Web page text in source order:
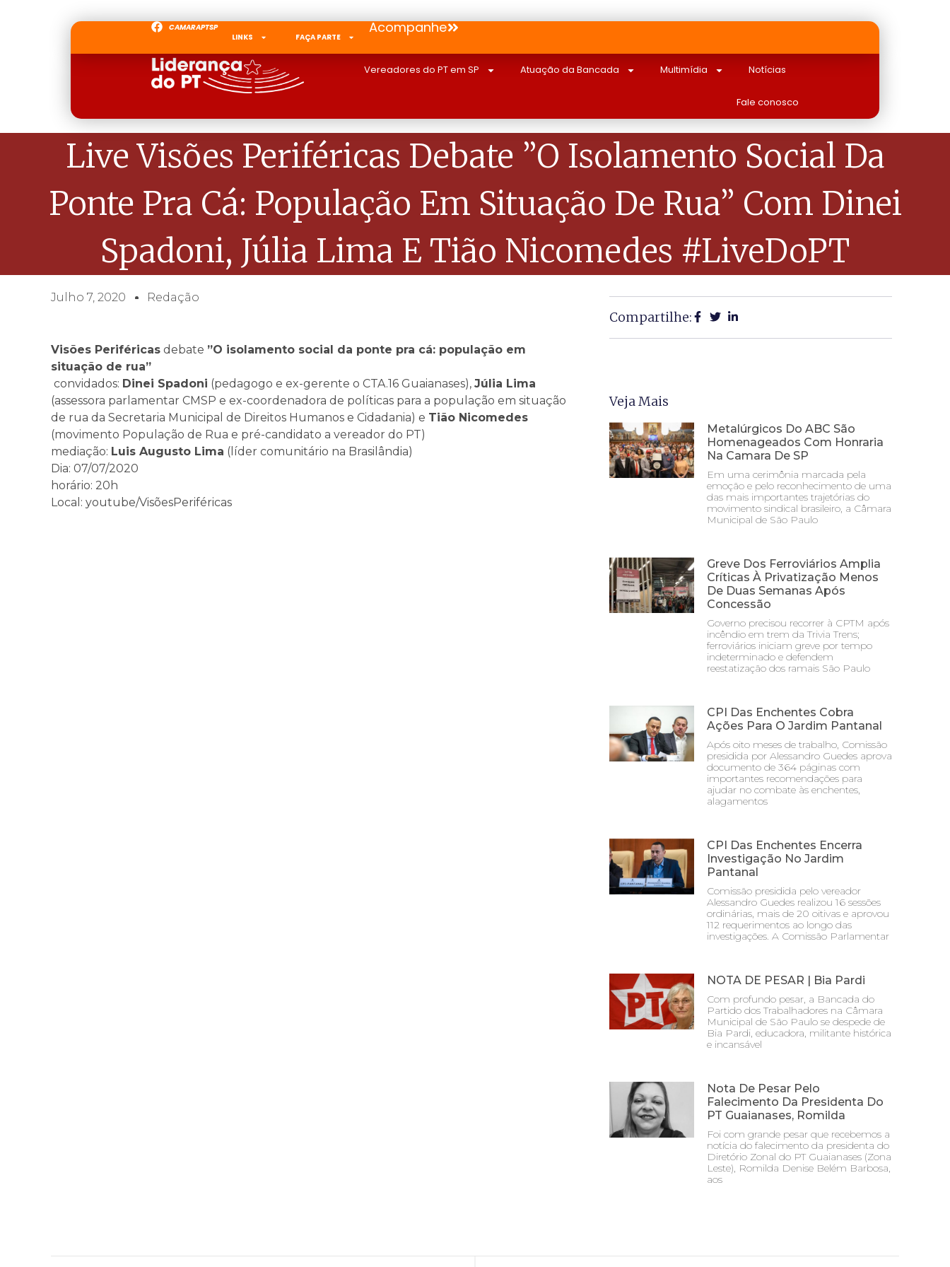
CAMARAPTSP
LINKS
FAÇA PARTE
Acompanhe
Vereadores do PT em SP Atuação da Bancada Multimídia Notícias
Fale conosco
Live Visões Periféricas Debate ”O Isolamento Social Da
Ponte Pra Cá: População Em Situação De Rua” Com Dinei
Spadoni, Júlia Lima E Tião Nicomedes #LiveDoPT
Julho 7, 2020 Redação
Visões Periféricas debate ”O isolamento social da ponte pra cá: população em
situação de rua”
convidados: Dinei Spadoni (pedagogo e ex-gerente o CTA.16 Guaianases), Júlia Lima
(assessora parlamentar CMSP e ex-coordenadora de políticas para a população em situação
de rua da Secretaria Municipal de Direitos Humanos e Cidadania) e Tião Nicomedes
(movimento População de Rua e pré-candidato a vereador do PT)
mediação: Luis Augusto Lima (líder comunitário na Brasilândia)
Dia: 07/07/2020
horário: 20h
Local: youtube/VisõesPeriféricas
Compartilhe:
Veja Mais
Metalúrgicos Do ABC São
Homenageados Com Honraria
Na Camara De SP
Em uma cerimônia marcada pela
emoção e pelo reconhecimento de uma
das mais importantes trajetórias do
movimento sindical brasileiro, a Câmara
Municipal de São Paulo
Greve Dos Ferroviários Amplia
Críticas À Privatização Menos
De Duas Semanas Após
Concessão
Governo precisou recorrer à CPTM após
incêndio em trem da Trivia Trens;
ferroviários iniciam greve por tempo
indeterminado e defendem
reestatização dos ramais São Paulo
CPI Das Enchentes Cobra
Ações Para O Jardim Pantanal
Após oito meses de trabalho, Comissão
presidida por Alessandro Guedes aprova
documento de 364 páginas com
importantes recomendações para
ajudar no combate às enchentes,
alagamentos
CPI Das Enchentes Encerra
Investigação No Jardim
Pantanal
Comissão presidida pelo vereador
Alessandro Guedes realizou 16 sessões
ordinárias, mais de 20 oitivas e aprovou
112 requerimentos ao longo das
investigações. A Comissão Parlamentar
NOTA DE PESAR | Bia Pardi
Com profundo pesar, a Bancada do
Partido dos Trabalhadores na Câmara
Municipal de São Paulo se despede de
Bia Pardi, educadora, militante histórica
e incansável
Nota De Pesar Pelo
Falecimento Da Presidenta Do
PT Guaianases, Romilda
Foi com grande pesar que recebemos a
notícia do falecimento da presidenta do
Diretório Zonal do PT Guaianases (Zona
Leste), Romilda Denise Belém Barbosa,
aos